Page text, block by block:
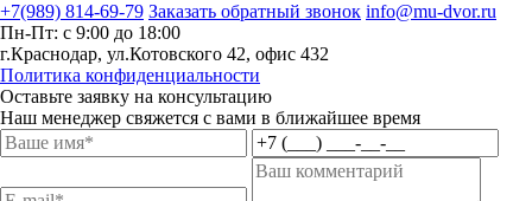
+7(989) 814-69-79 Заказать обратный звонок info@mu-dvor.ru
Пн-Пт: с 9:00 до 18:00
г.Краснодар, ул.Котовского 42, офис 432
Политика конфиденциальности
Оставьте заявку на консультацию
Наш менеджер свяжется с вами в ближайшее время